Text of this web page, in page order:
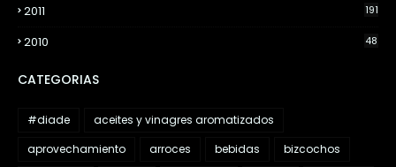
2011 191
2010 48
CATEGORIAS
#diade
aceites y vinagres aromatizados
aprovechamiento
arroces bebidas bizcochos